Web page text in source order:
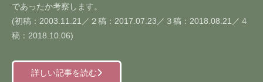
であったか考察します。
(初稿：2003.11.21／２稿：2017.07.23／３稿：2018.08.21／４
稿：2018.10.06)
詳しい記事を読む